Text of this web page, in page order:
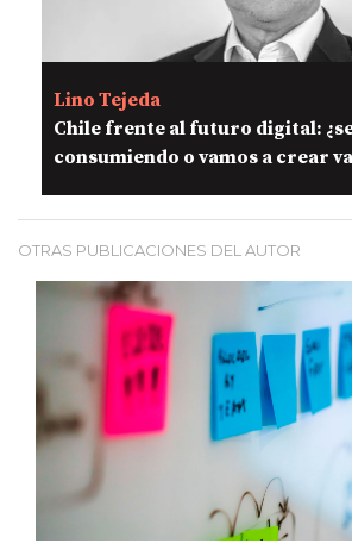
Lino Tejeda
Chile frente al futuro digital:
consumiendo o vamos a crear
OTRAS PUBLICACIONES DEL AUTOR